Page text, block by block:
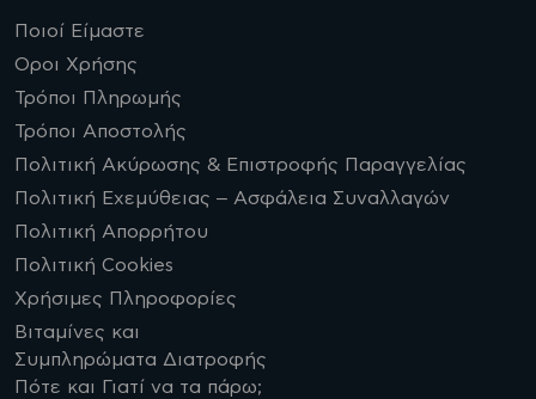
Ποιοί Είμαστε
Οροι Χρήσης
Τρόποι Πληρωμής
Τρόποι Αποστολής
Πολιτική Ακύρωσης & Επιστροφής Παραγγελίας
Πολιτική Εχεμύθειας – Ασφάλεια Συναλλαγών
Πολιτική Απορρήτου
Πολιτική Cookies
Χρήσιμες Πληροφορίες
Βιταμίνες και
Συμπληρώματα Διατροφής
Πότε και Γιατί να τα πάρω;